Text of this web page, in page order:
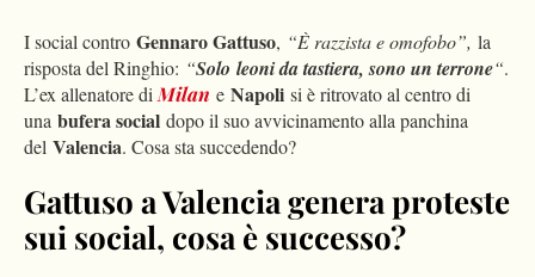
I social contro Gennaro Gattuso, “È razzista e omofobo”, la
risposta del Ringhio: “Solo leoni da tastiera, sono un terrone“.
L’ex allenatore diMilan e Napoli si è ritrovato al centro di
una bufera social dopo il suo avvicinamento alla panchina
del Valencia. Cosa sta succedendo?
Gattuso a Valencia genera proteste
sui social, cosa è successo?